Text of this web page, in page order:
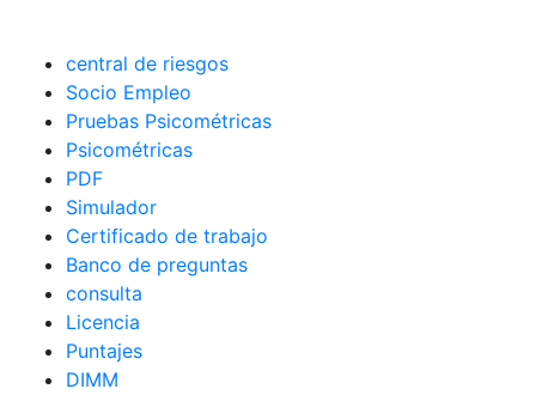
central de riesgos
Socio Empleo
Pruebas Psicométricas
Psicométricas
PDF
Simulador
Certificado de trabajo
Banco de preguntas
consulta
Licencia
Puntajes
DIMM